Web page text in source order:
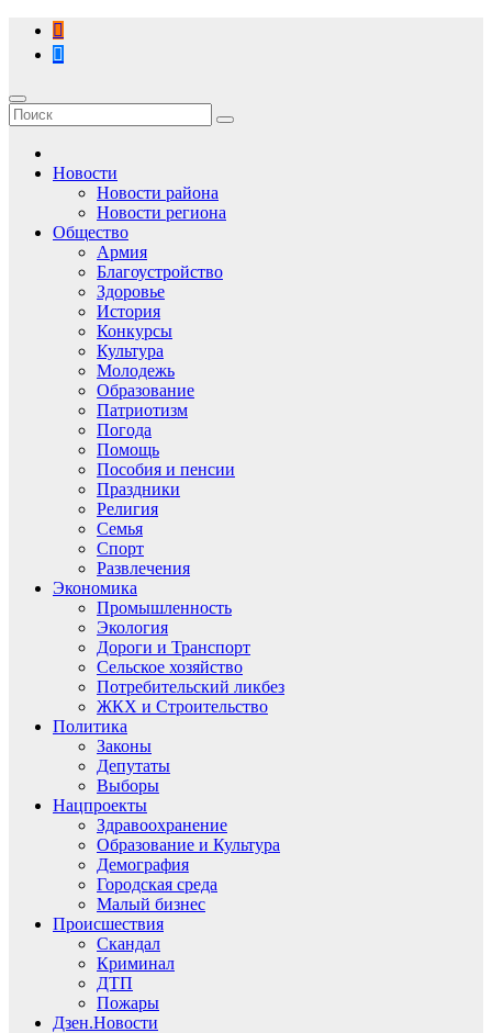
Перейти
содержимому
Новости
Новости района
Новости региона
Общество
Армия
Благоустройство
Здоровье
История
Конкурсы
Культура
Молодежь
Образование
Патриотизм
Погода
Помощь
Пособия и пенсии
Праздники
Религия
Семья
Спорт
Развлечения
Экономика
Промышленность
Экология
Дороги и Транспорт
Сельское хозяйство
Потребительский ликбез
ЖКХ и Строительство
Политика
Законы
Депутаты
Выборы
Нацпроекты
Здравоохранение
Образование и Культура
Демография
Городская среда
Малый бизнес
Происшествия
Скандал
Криминал
ДТП
Пожары
Дзен.Новости